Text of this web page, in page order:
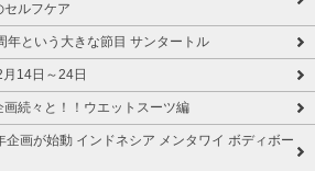
ルフケア
という大きな節目 サンタートル
月14日～24日
続々と！！ウエットスーツ編
画が始動 インドネシア メンタワイ ボディボー